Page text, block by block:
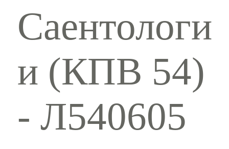
Саентологи
и (КПВ 54)
- Л540605